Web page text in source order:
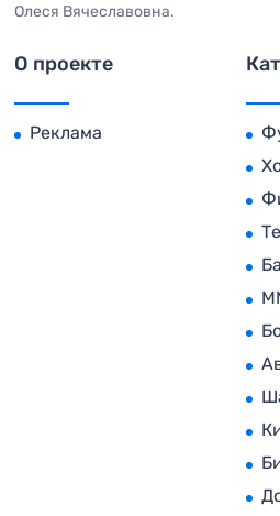
Олеся Вячеславовна.
О проекте
Реклама